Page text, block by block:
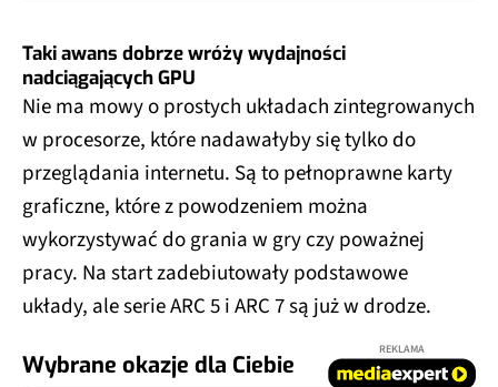
Taki awans dobrze wróży wydajności
nadciągających GPU
Nie ma mowy o prostych układach zintegrowanych
w procesorze, które nadawałyby się tylko do
przeglądania internetu. Są to pełnoprawne karty
graficzne, które z powodzeniem można
wykorzystywać do grania w gry czy poważnej
pracy. Na start zadebiutowały podstawowe
układy, ale serie ARC 5 i ARC 7 są już w drodze.
Wybrane okazje dla Ciebie
REKLAMA